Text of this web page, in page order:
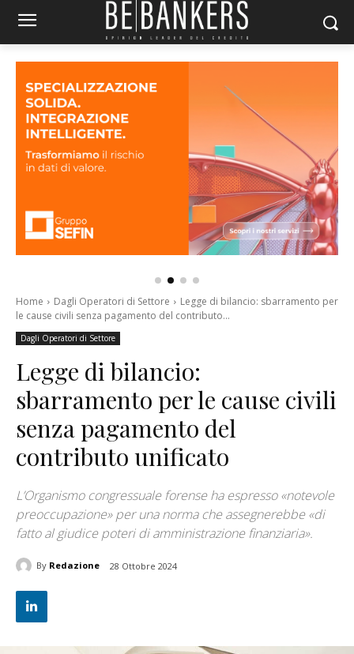
Home Dagli Operatori di Settore
Legge di bilancio: sbarramento per
le cause civili senza pagamento del contributo...
Dagli Operatori di Settore
Legge di bilancio:
sbarramento per le cause civili
senza pagamento del
contributo unificato
L’Organismo congressuale forense ha espresso «notevole
preoccupazione» per una norma che assegnerebbe «di
fatto al giudice poteri di amministrazione finanziaria».
By Redazione 28 Ottobre 2024